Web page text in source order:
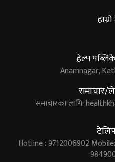
हेल्प
Anamnagar,
समाचार/
समाचारका लागि:
Hotline : 9712006902